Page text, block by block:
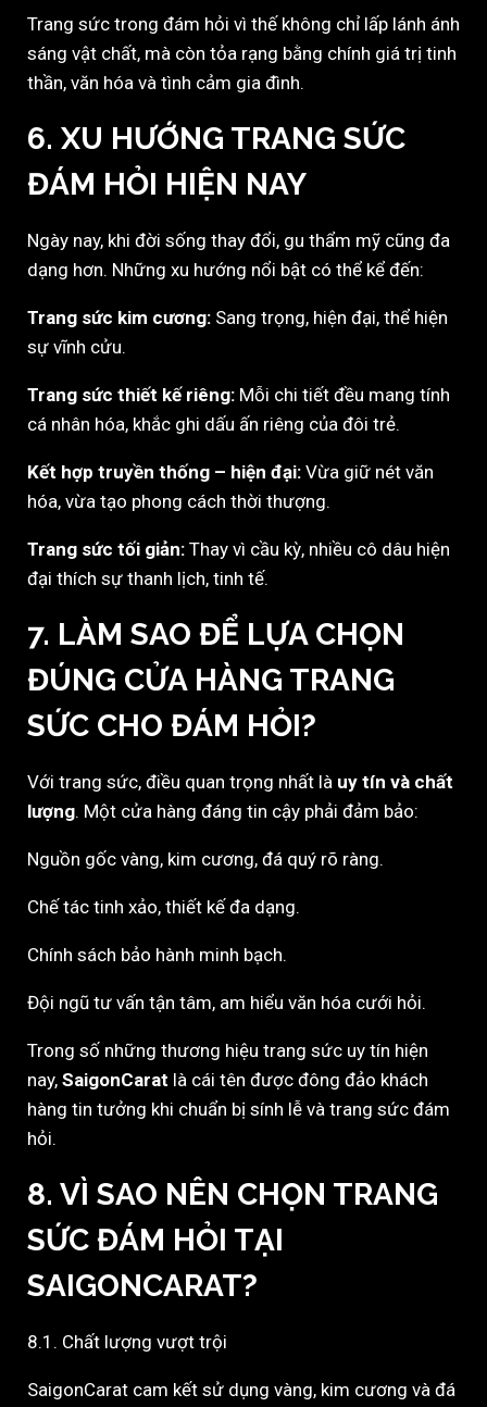
Trang sức trong đám hỏi vì thế không chỉ lấp lánh ánh
sáng vật chất, mà còn tỏa rạng bằng chính giá trị tinh
thần, văn hóa và tình cảm gia đình.
6. XU HƯỚNG TRANG SỨC
ĐÁM HỎI HIỆN NAY
Ngày nay, khi đời sống thay đổi, gu thẩm mỹ cũng đa
dạng hơn. Những xu hướng nổi bật có thể kể đến:
Trang sức kim cương: Sang trọng, hiện đại, thể hiện
sự vĩnh cửu.
Trang sức thiết kế riêng: Mỗi chi tiết đều mang tính
cá nhân hóa, khắc ghi dấu ấn riêng của đôi trẻ.
Kết hợp truyền thống – hiện đại: Vừa giữ nét văn
hóa, vừa tạo phong cách thời thượng.
Trang sức tối giản: Thay vì cầu kỳ, nhiều cô dâu hiện
đại thích sự thanh lịch, tinh tế.
7. LÀM SAO ĐỂ LỰA CHỌN
ĐÚNG CỬA HÀNG TRANG
SỨC CHO ĐÁM HỎI?
Với trang sức, điều quan trọng nhất là uy tín và chất
lượng. Một cửa hàng đáng tin cậy phải đảm bảo:
Nguồn gốc vàng, kim cương, đá quý rõ ràng.
Chế tác tinh xảo, thiết kế đa dạng.
Chính sách bảo hành minh bạch.
Đội ngũ tư vấn tận tâm, am hiểu văn hóa cưới hỏi.
Trong số những thương hiệu trang sức uy tín hiện
nay, SaigonCarat là cái tên được đông đảo khách
hàng tin tưởng khi chuẩn bị sính lễ và trang sức đám
hỏi.
8. VÌ SAO NÊN CHỌN TRANG
SỨC ĐÁM HỎI TẠI
SAIGONCARAT?
8.1. Chất lượng vượt trội
SaigonCarat cam kết sử dụng vàng, kim cương và đá